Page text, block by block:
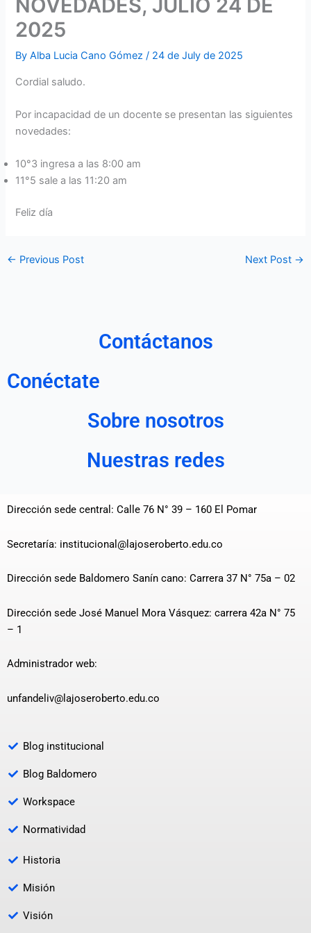
NOVEDADES, JULIO 24 DE
2025
ByAlba Lucia Cano Gómez/ 24 de July de 2025
Cordial saludo.
Por incapacidad de un docente se presentan las siguientes
novedades:
10°3 ingresa a las 8:00 am
11°5 sale a las 11:20 am
Feliz día
← Previous Post Next Post →
Contáctanos
Conéctate
Sobre nosotros
Nuestras redes
Dirección sede central: Calle 76 N° 39 – 160 El Pomar
Secretaría: institucional@lajoseroberto.edu.co
Dirección sede Baldomero Sanín cano: Carrera 37 N° 75a – 02
Dirección sede José Manuel Mora Vásquez: carrera 42a N° 75
– 1
Administrador web:
unfandeliv@lajoseroberto.edu.co
Blog institucional
Blog Baldomero
Workspace
Normatividad
Historia
Misión
Visión